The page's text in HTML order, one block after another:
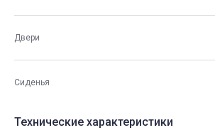
Двери
Сиденья
Технические характеристики